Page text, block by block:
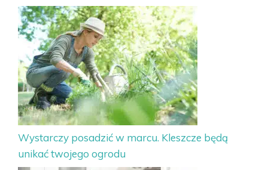
Wystarczy posadzić w marcu. Kleszcze będą
unikać twojego ogrodu